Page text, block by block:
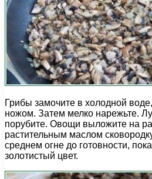
Грибы замочите в холодной
ножом. Затем мелко нарежьте.
порубите. Овощи выложите на
растительным маслом
среднем огне до готовности,
золотистый цвет.